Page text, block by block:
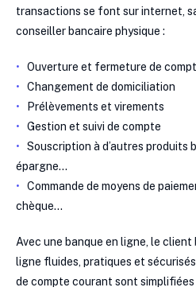
transactions se font sur internet,
conseiller bancaire physique :
Ouverture et fermeture de
Changement de domiciliation
Prélèvements et virements
Gestion et suivi de compte
Souscription à d’autres produits
épargne…
Commande de moyens de
chèque…
Avec une banque en ligne, le
ligne fluides, pratiques et
de compte courant sont